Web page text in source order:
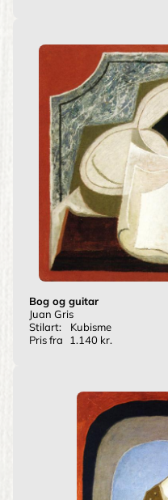
Bog og guitar
Juan Gris
Stilart:
Kubisme
Pris fra
1.140 kr.